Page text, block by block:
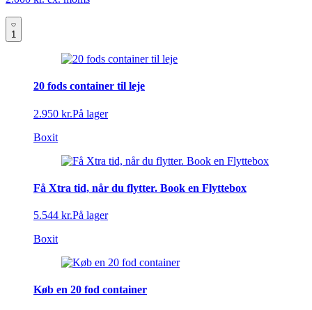
1
20 fods container til leje
2.950 kr.På lager
Boxit
Få Xtra tid, når du flytter. Book en Flyttebox
5.544 kr.På lager
Boxit
Køb en 20 fod container